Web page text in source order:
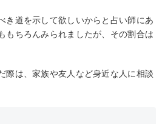
き道を示して欲しいからと占い師にあ
もちろんみられましたが、その割合は
際は、家族や友人など身近な人に相談